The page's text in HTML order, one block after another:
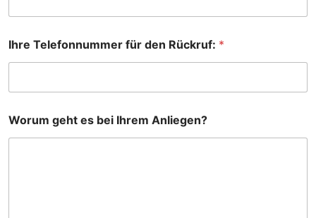
n
n
u
m
r
Ihre Telefonnummer für den Rückruf: *
Worum geht es bei Ihrem Anliegen?